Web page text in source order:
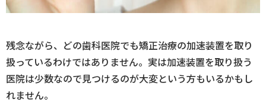
残念ながら、どの歯科医院でも矯正治療の加速装置を取り
扱っているわけではありません。実は加速装置を取り扱う
医院は少数なので見つけるのが大変という方もいるかもし
れません。